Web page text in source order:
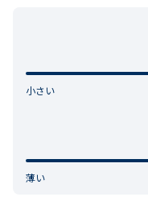
小さい
薄い